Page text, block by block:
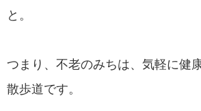
と。
つまり、不老のみちは、気軽に健
散歩道です。